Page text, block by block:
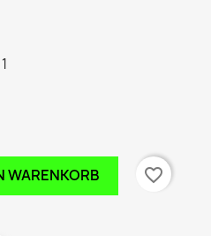
WARENKORB favorite_border